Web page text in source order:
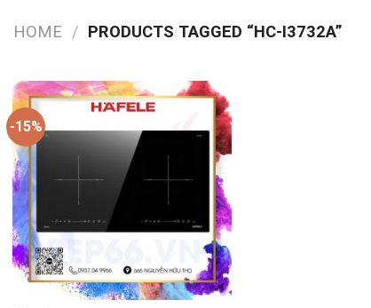
HOME / PRODUCTS TAGGED “HC-I3732A”
-15%